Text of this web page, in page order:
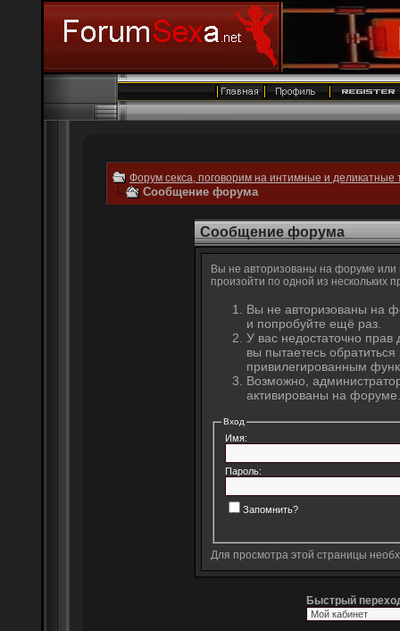
Форум секса, поговорим на интимные и деликатные
Сообщение форума
Сообщение форума
Вы не авторизованы на форуме или
произойти по одной из нескольких
Вы не авторизованы на
и попробуйте ещё раз.
У вас недостаточно
вы пытаетесь
привилегированным
Возможно,
активированы на форуме.
Вход
Имя:
Пароль:
Запомнить?
Для просмотра этой страницы
Быстрый